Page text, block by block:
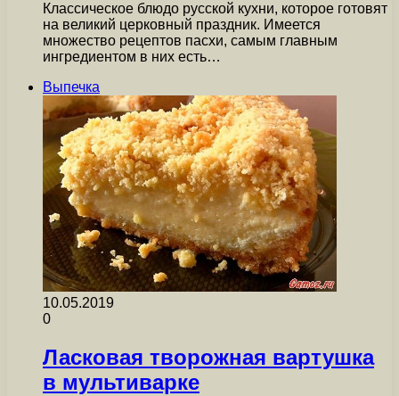
Классическое блюдо русской кухни, которое готовят
на великий церковный праздник. Имеется
множество рецептов пасхи, самым главным
ингредиентом в них есть…
Выпечка
10.05.2019
0
Ласковая творожная вартушка
в мультиварке